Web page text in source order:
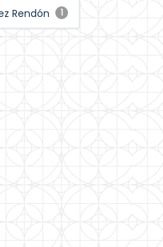
1
Rendón